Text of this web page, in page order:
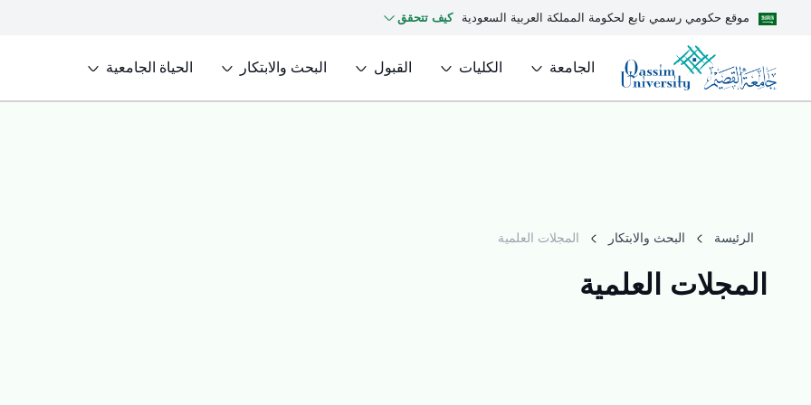
موقع حكومي رسمي تابع لحكومة المملكة العربية السعودية كيف تتحقق
الجامعة الكليات القبول البحث والابتكار الحياة الجامعية
الرئيسة البحث والابتكار المجلات العلمية
المجلات العلمية